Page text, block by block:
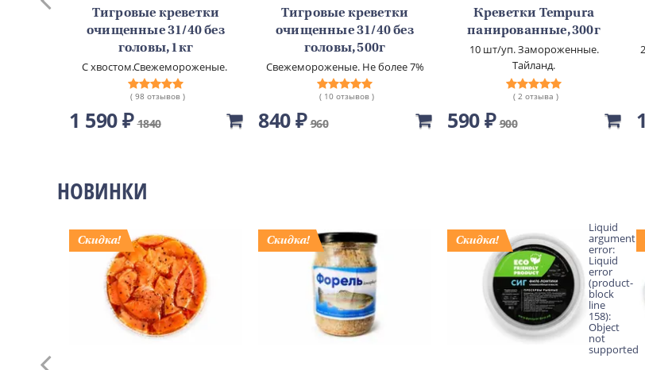
Тигровые креветки
очищенные 31/40 без
головы, 1кг
С хвостом.Свежемороженые.
( 98 отзывов )
1 590 ₽ 1840
Тигровые креветки
очищенные 31/40 без
головы, 500г
Свежемороженые. Не более 7%
глазури.
( 10 отзывов )
840 ₽ 960
Креветки Tempura
панированные, 300г
10 шт/уп. Замороженные.
Тайланд.
( 2 отзыва )
590 ₽ 900
НОВИНКИ
Liquid
argument
error:
Liquid
error
(product-
block
line
158):
Object
not
supported